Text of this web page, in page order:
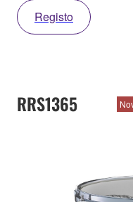
Registo
RRS1365